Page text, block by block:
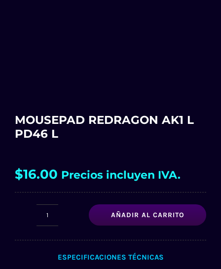
MOUSEPAD REDRAGON AK1 L
PD46 L
$16.00 Precios incluyen IVA.
AÑADIR AL CARRITO
ESPECIFICACIONES TÉCNICAS